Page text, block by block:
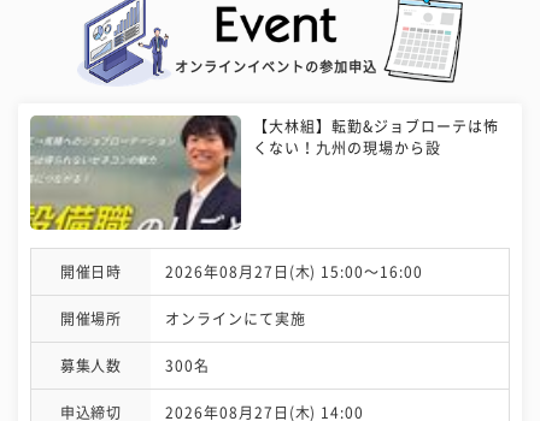
オンラインイベントの参加申込
【大林組】転勤&ジョブローテは怖
くない！九州の現場から設
開催日時 2026年08月27日(木) 15:00〜16:00
開催場所 オンラインにて実施
募集人数 300名
申込締切 2026年08月27日(木) 14:00